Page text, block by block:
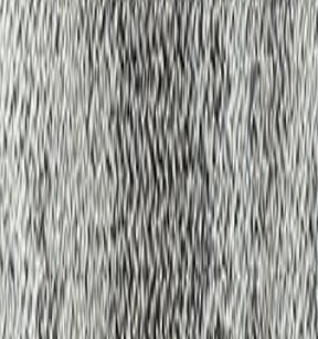
波)のような、ゆるやかな曲線柄で